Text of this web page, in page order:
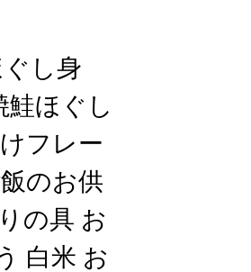
ぐし身
鮭ほぐし
フレー
のお供
の具 お
白米 お